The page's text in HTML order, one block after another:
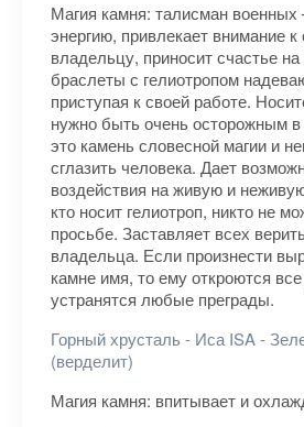
Магия камня: талисман
энергию, привлекает внимание
владельцу, приносит счастье
браслеты с гелиотропом
приступая к своей работе.
нужно быть очень осторожным
это камень словесной магии и
сглазить человека. Дает
воздействия на живую и
кто носит гелиотроп, никто не
просьбе. Заставляет всех
владельца. Если произнести
камне имя, то ему откроются
устранятся любые преграды.
Горный хрусталь - Иса ISA -
(верделит)
Магия камня: впитывает и